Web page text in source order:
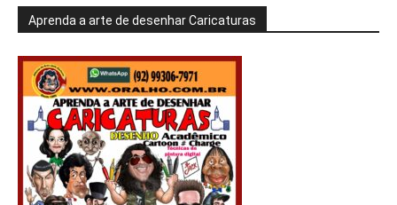
Aprenda a arte de desenhar Caricaturas